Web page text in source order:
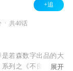
+追
共40话
是若森数字出品的大
列之《不良人》的
展开